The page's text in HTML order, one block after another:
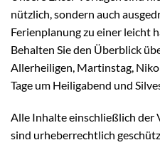
nützlich, sondern auch
Ferienplanung zu einer leicht
Behalten Sie den Überblick
Allerheiligen, Martinstag,
Tage um Heiligabend und
Alle Inhalte einschließlich der
sind urheberrechtlich